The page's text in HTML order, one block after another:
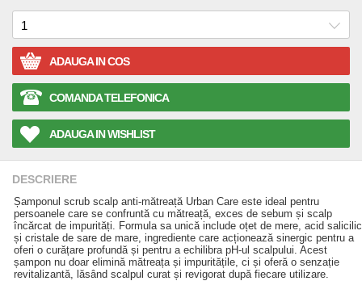
ADAUGA IN COS
COMANDA TELEFONICA
ADAUGA IN WISHLIST
DESCRIERE
Șamponul scrub scalp anti-mătreață Urban Care este ideal pentru
persoanele care se confruntă cu mătreață, exces de sebum și scalp
încărcat de impurități. Formula sa unică include oțet de mere, acid salicilic
și cristale de sare de mare, ingrediente care acționează sinergic pentru a
oferi o curățare profundă și pentru a echilibra pH-ul scalpului. Acest
șampon nu doar elimină mătreața și impuritățile, ci și oferă o senzație
revitalizantă, lăsând scalpul curat și revigorat după fiecare utilizare.